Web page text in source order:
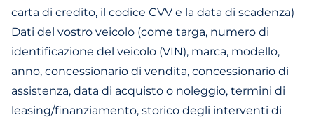
carta di credito, il codice CVV e la data di scadenza)
Dati del vostro veicolo (come targa, numero di
identificazione del veicolo (VIN), marca, modello,
anno, concessionario di vendita, concessionario di
assistenza, data di acquisto o noleggio, termini di
leasing/finanziamento, storico degli interventi di